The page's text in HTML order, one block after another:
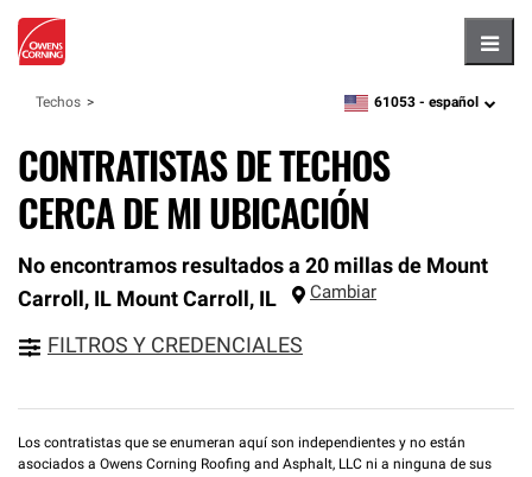
Techos zipcode,language
61053 - español
CONTRATISTAS DE TECHOS
CERCA DE MI UBICACIÓN
No encontramos resultados a 20 millas de Mount
Carroll, IL Mount Carroll, IL Cambiar
FILTROS Y CREDENCIALES
Los contratistas que se enumeran aquí son independientes y no están
asociados a Owens Corning Roofing and Asphalt, LLC ni a ninguna de sus